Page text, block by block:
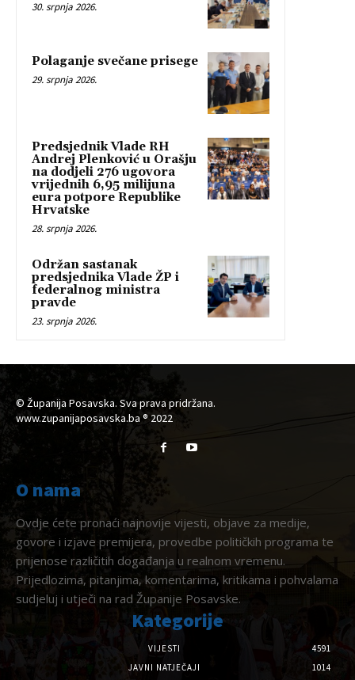
30. srpnja 2026.
Polaganje svečane prisege
29. srpnja 2026.
Predsjednik Vlade RH
Andrej Plenković u Orašju
na dodjeli 276 ugovora
vrijednih 6,95 milijuna
eura potpore Republike
Hrvatske
28. srpnja 2026.
Održan sastanak
predsjednika Vlade ŽP i
federalnog ministra
pravde
23. srpnja 2026.
© Županija Posavska. Sva prava pridržana.
www.zupanijaposavska.ba ® 2022
O nama
Ovdje ćete pronaći najnovije vijesti, objave za medije,
govore i izjave premijera, provedbe političkih programa te
prijenose različitih događanja u realnom vremenu.
Prijedlozima, pitanjima, komentarima, kritikama i pohvalama
sudjeluj i utječi na rad Županije Posavske.
Kategorije
VIJESTI
4591
JAVNI NATJEČAJI
1014